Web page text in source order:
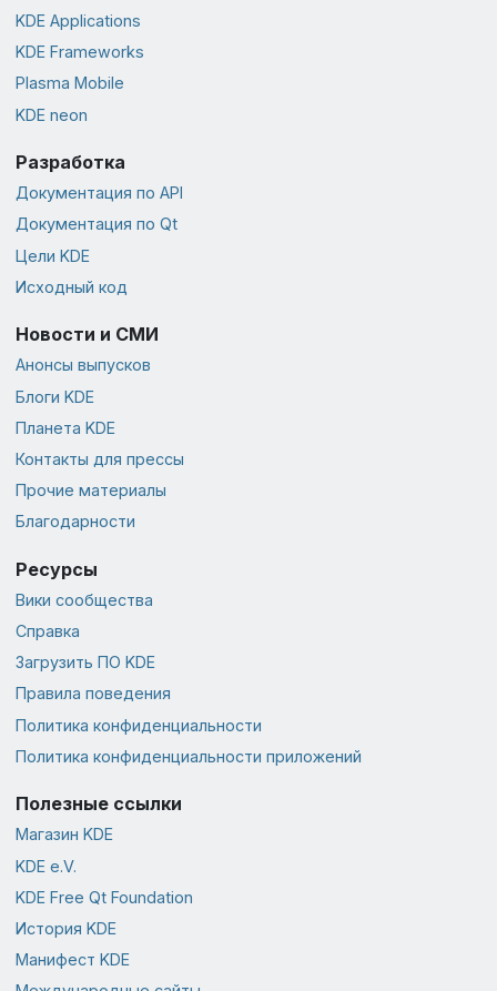
KDE Applications
KDE Frameworks
Plasma Mobile
KDE neon
Разработка
Документация по API
Документация по Qt
Цели KDE
Исходный код
Новости и СМИ
Анонсы выпусков
Блоги KDE
Планета KDE
Контакты для прессы
Прочие материалы
Благодарности
Ресурсы
Вики сообщества
Справка
Загрузить ПО KDE
Правила поведения
Политика конфиденциальности
Политика конфиденциальности приложений
Полезные ссылки
Магазин KDE
KDE e.V.
KDE Free Qt Foundation
История KDE
Манифест KDE